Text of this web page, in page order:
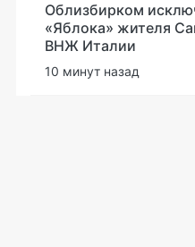
Облизбирком
«Яблока» жителя
ВНЖ Италии
10 минут назад